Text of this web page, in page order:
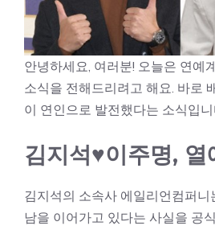
안녕하세요, 여러분! 오늘은 연예
소식을 전해드리려고 해요. 바로
이 연인으로 발전했다는 소식입니
김지석♥이주명, 열
김지석의 소속사 에일리언컴퍼
남을 이어가고 있다는 사실을 공